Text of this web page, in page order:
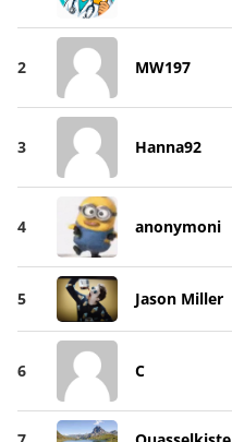
2 MW197
3 Hanna92
4 anonymoni
5 Jason Miller
6 C